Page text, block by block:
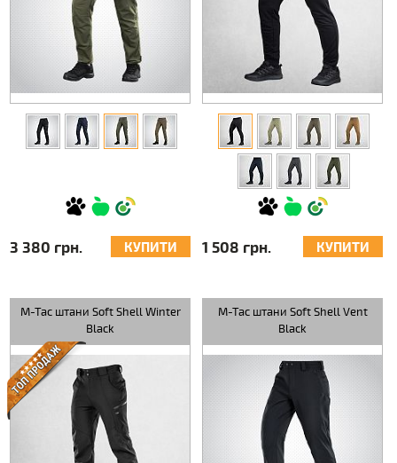
3 380 грн. КУПИТИ 1 508 грн. КУПИТИ
M-Tac штани Soft Shell Winter
Black
M-Tac штани Soft Shell Vent
Black